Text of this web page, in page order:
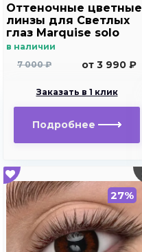
Оттеночные цветные
линзы для Светлых
глаз Marquise solo
violet (фиолетовый)
и близорукости
в наличии
7 000 ₽
от 3 990 ₽
Заказать в 1 клик
Подробнее
27%